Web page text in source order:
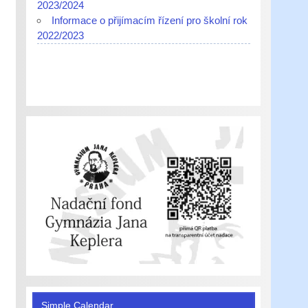
2023/2024
Informace o přijímacím řízení pro školní rok
2022/2023
Simple Calendar